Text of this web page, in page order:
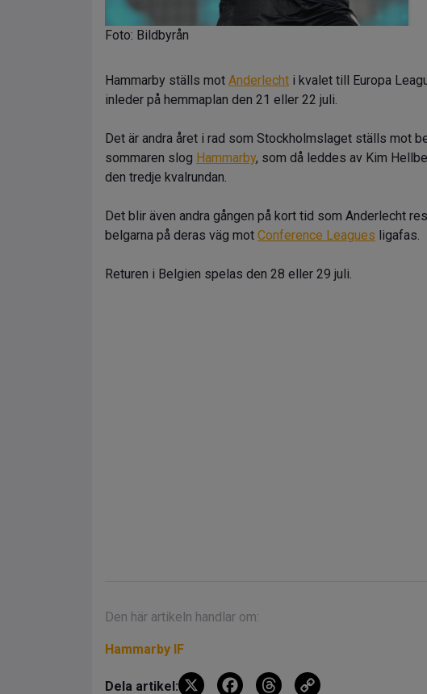
Foto: Bildbyrån
Hammarby ställs mot Anderlecht i kvalet till Europa
inleder på hemmaplan den 21 eller 22 juli.
Det är andra året i rad som Stockholmslaget ställs mot
sommaren slog Hammarby, som då leddes av Kim
den tredje kvalrundan.
Det blir även andra gången på kort tid som Anderlecht
belgarna på deras väg mot Conference Leagues ligafas.
Returen i Belgien spelas den 28 eller 29 juli.
Den här artikeln handlar om:
Hammarby IF
Dela artikel: X
F
T